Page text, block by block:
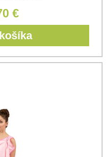
€